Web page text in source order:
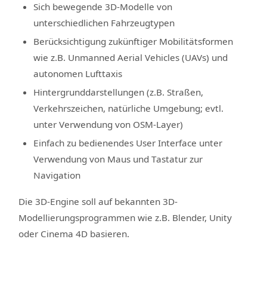
Sich bewegende 3D-Modelle von
unterschiedlichen Fahrzeugtypen
Berücksichtigung zukünftiger Mobilitätsformen
wie z.B. Unmanned Aerial Vehicles (UAVs) und
autonomen Lufttaxis
Hintergrunddarstellungen (z.B. Straßen,
Verkehrszeichen, natürliche Umgebung; evtl.
unter Verwendung von OSM-Layer)
Einfach zu bedienendes User Interface unter
Verwendung von Maus und Tastatur zur
Navigation
Die 3D-Engine soll auf bekannten 3D-
Modellierungsprogrammen wie z.B. Blender, Unity
oder Cinema 4D basieren.